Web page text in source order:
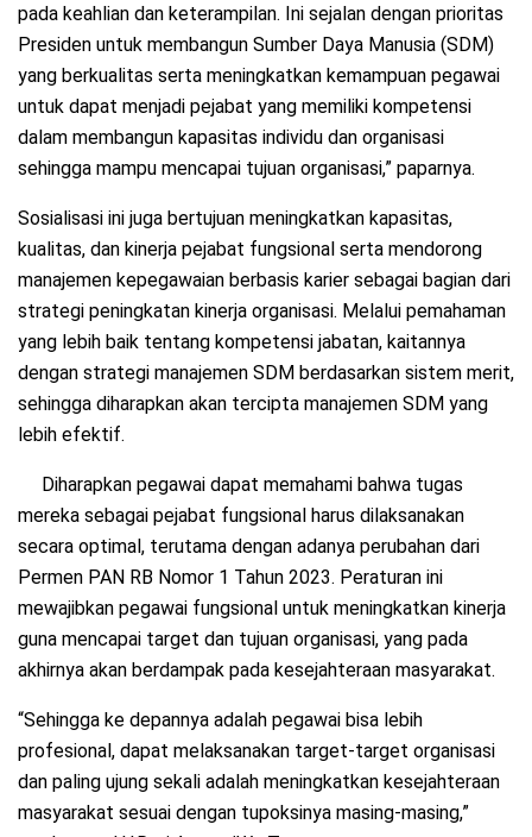
pada keahlian dan keterampilan. Ini sejalan dengan prioritas
Presiden untuk membangun Sumber Daya Manusia (SDM)
yang berkualitas serta meningkatkan kemampuan pegawai
untuk dapat menjadi pejabat yang memiliki kompetensi
dalam membangun kapasitas individu dan organisasi
sehingga mampu mencapai tujuan organisasi,” paparnya.
Sosialisasi ini juga bertujuan meningkatkan kapasitas,
kualitas, dan kinerja pejabat fungsional serta mendorong
manajemen kepegawaian berbasis karier sebagai bagian dari
strategi peningkatan kinerja organisasi. Melalui pemahaman
yang lebih baik tentang kompetensi jabatan, kaitannya
dengan strategi manajemen SDM berdasarkan sistem merit,
sehingga diharapkan akan tercipta manajemen SDM yang
lebih efektif.
Diharapkan pegawai dapat memahami bahwa tugas
mereka sebagai pejabat fungsional harus dilaksanakan
secara optimal, terutama dengan adanya perubahan dari
Permen PAN RB Nomor 1 Tahun 2023. Peraturan ini
mewajibkan pegawai fungsional untuk meningkatkan kinerja
guna mencapai target dan tujuan organisasi, yang pada
akhirnya akan berdampak pada kesejahteraan masyarakat.
“Sehingga ke depannya adalah pegawai bisa lebih
profesional, dapat melaksanakan target-target organisasi
dan paling ujung sekali adalah meningkatkan kesejahteraan
masyarakat sesuai dengan tupoksinya masing-masing,”